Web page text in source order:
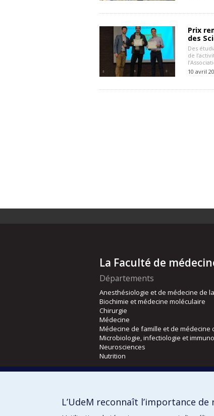
Prix
des
Des
de
10 avril
La Faculté de
Départements
Anesthésiologie et de médecine de
Biochimie et médecine moléculaire
Chirurgie
Médecine
Médecine de famille et de médecine
Microbiologie, infectiologie et
Neurosciences
Nutrition
Orthophonie et audiologie
L’UdeM reconnaît l’importance